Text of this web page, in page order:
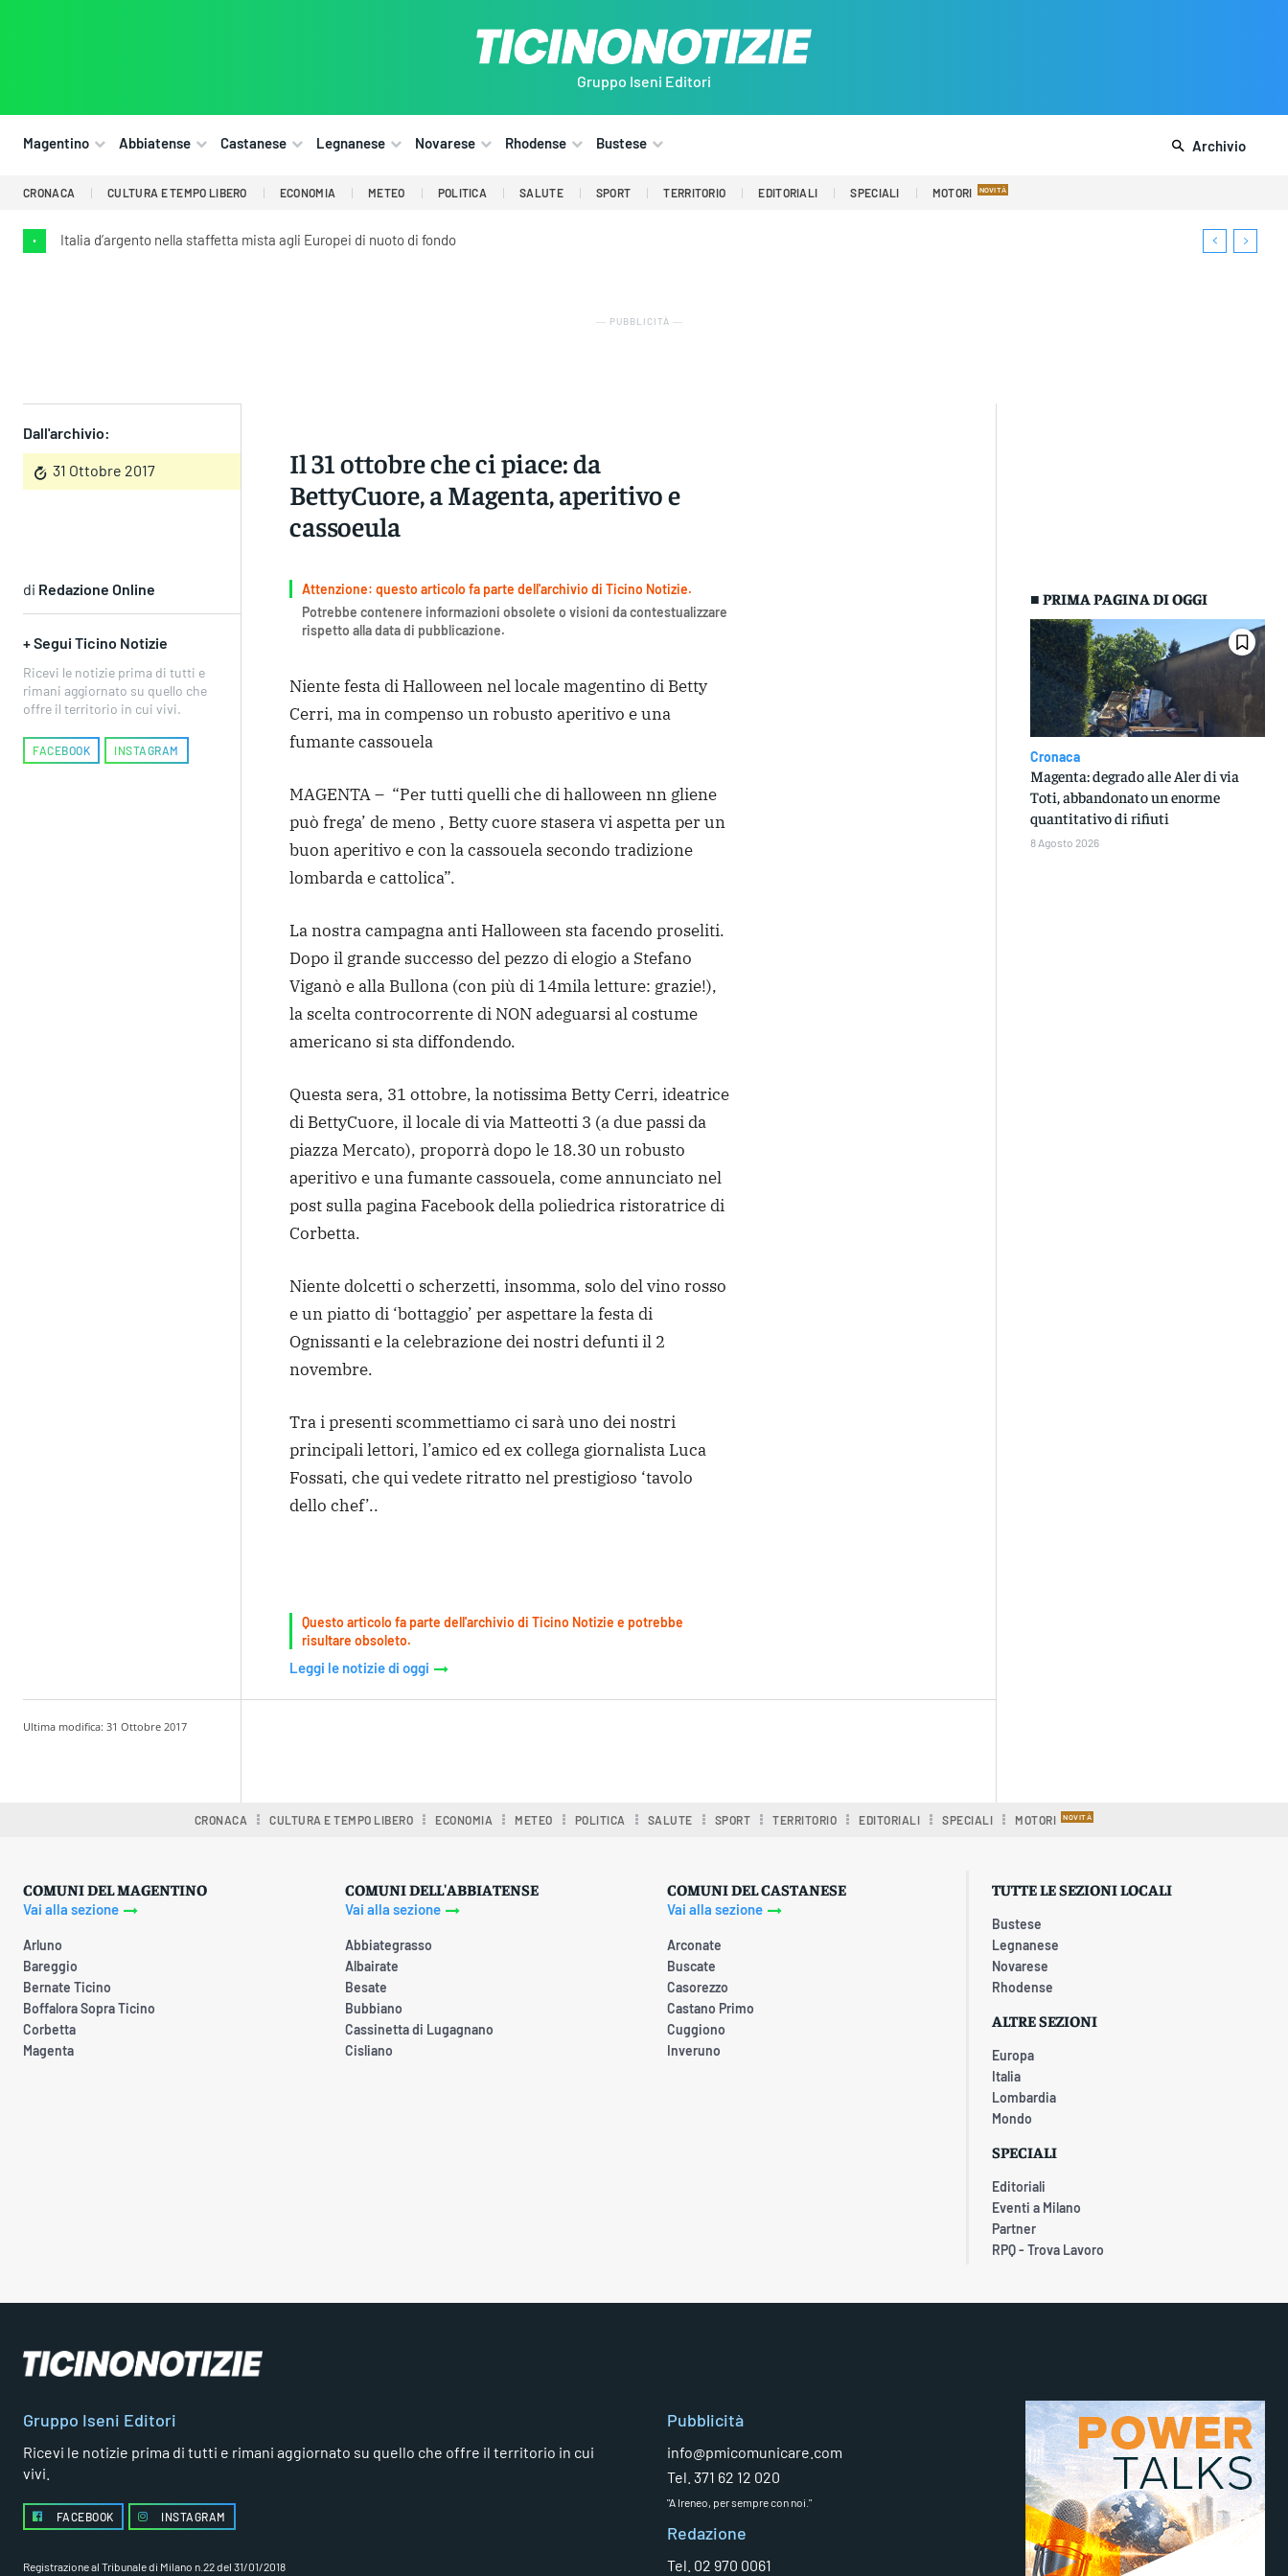
Gruppo Iseni Editori
Magentino Abbiatense Castanese Legnanese Novarese Rhodense Bustese Archivio
CRONACA CULTURA E TEMPO LIBERO ECONOMIA METEO POLITICA SALUTE SPORT TERRITORIO EDITORIALI SPECIALI MOTORI
• Italia d’argento nella staffetta mista agli Europei di nuoto di fondo
― PUBBLICITÀ ―
Dall'archivio:
31 Ottobre 2017
Il 31 ottobre che ci piace: da
BettyCuore, a Magenta, aperitivo e
cassoeula
di Redazione Online
+ Segui Ticino Notizie
Ricevi le notizie prima di tutti e
rimani aggiornato su quello che
offre il territorio in cui vivi.
FACEBOOK INSTAGRAM
Attenzione: questo articolo fa parte dell'archivio di Ticino Notizie.
Potrebbe contenere informazioni obsolete o visioni da contestualizzare
rispetto alla data di pubblicazione.
Niente festa di Halloween nel locale magentino di Betty
Cerri, ma in compenso un robusto aperitivo e una
fumante cassouela
MAGENTA – “Per tutti quelli che di halloween nn gliene
può frega’ de meno , Betty cuore stasera vi aspetta per un
buon aperitivo e con la cassouela secondo tradizione
lombarda e cattolica”.
La nostra campagna anti Halloween sta facendo proseliti.
Dopo il grande successo del pezzo di elogio a Stefano
Viganò e alla Bullona (con più di 14mila letture: grazie!),
la scelta controcorrente di NON adeguarsi al costume
americano si sta diffondendo.
Questa sera, 31 ottobre, la notissima Betty Cerri, ideatrice
di BettyCuore, il locale di via Matteotti 3 (a due passi da
piazza Mercato), proporrà dopo le 18.30 un robusto
aperitivo e una fumante cassouela, come annunciato nel
post sulla pagina Facebook della poliedrica ristoratrice di
Corbetta.
Niente dolcetti o scherzetti, insomma, solo del vino rosso
e un piatto di ‘bottaggio’ per aspettare la festa di
Ognissanti e la celebrazione dei nostri defunti il 2
novembre.
Tra i presenti scommettiamo ci sarà uno dei nostri
principali lettori, l’amico ed ex collega giornalista Luca
Fossati, che qui vedete ritratto nel prestigioso ‘tavolo
dello chef’..
Questo articolo fa parte dell'archivio di Ticino Notizie e potrebbe
risultare obsoleto.
Leggi le notizie di oggi
■ PRIMA PAGINA DI OGGI
Cronaca
Magenta: degrado alle Aler di via
Toti, abbandonato un enorme
quantitativo di rifiuti
8 Agosto 2026
Ultima modifica: 31 Ottobre 2017
CRONACA CULTURA E TEMPO LIBERO ECONOMIA METEO POLITICA SALUTE SPORT TERRITORIO EDITORIALI SPECIALI MOTORI
COMUNI DEL MAGENTINO
Vai alla sezione
Arluno
Bareggio
Bernate Ticino
Boffalora Sopra Ticino
Corbetta
Magenta
COMUNI DELL'ABBIATENSE
Vai alla sezione
Abbiategrasso
Albairate
Besate
Bubbiano
Cassinetta di Lugagnano
Cisliano
COMUNI DEL CASTANESE
Vai alla sezione
Arconate
Buscate
Casorezzo
Castano Primo
Cuggiono
Inveruno
TUTTE LE SEZIONI LOCALI
Bustese
Legnanese
Novarese
Rhodense
ALTRE SEZIONI
Europa
Italia
Lombardia
Mondo
SPECIALI
Editoriali
Eventi a Milano
Partner
RPQ - Trova Lavoro
Gruppo Iseni Editori
Ricevi le notizie prima di tutti e rimani aggiornato su quello che offre il territorio in cui
vivi.
FACEBOOK INSTAGRAM
Registrazione al Tribunale di Milano n.22 del 31/01/2018
Pubblicità
info@pmicomunicare.com
Tel. 371 62 12 020
"A Ireneo, per sempre con noi."
Redazione
Tel. 02 970 0061